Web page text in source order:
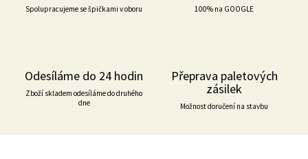
Spolupracujeme se špičkami v oboru 100% na GOOGLE
Odesíláme do 24 hodin
Zboží skladem odesíláme do druhého
dne
Přeprava paletových
zásilek
Možnost doručení na stavbu